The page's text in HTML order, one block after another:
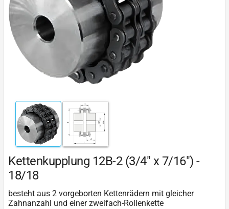
Kettenkupplung 12B-2 (3/4" x 7/16") -
18/18
besteht aus 2 vorgeborten Kettenrädern mit gleicher
Zahnanzahl und einer zweifach-Rollenkette